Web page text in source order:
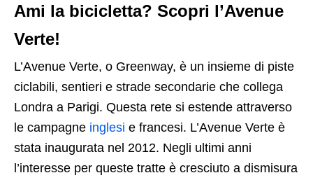
Ami la bicicletta? Scopri l’Avenue
Verte!
L’Avenue Verte, o Greenway, è un insieme di piste
ciclabili, sentieri e strade secondarie che collega
Londra a Parigi. Questa rete si estende attraverso
le campagne inglesi e francesi. L’Avenue Verte è
stata inaugurata nel 2012. Negli ultimi anni
l’interesse per queste tratte è cresciuto a dismisura